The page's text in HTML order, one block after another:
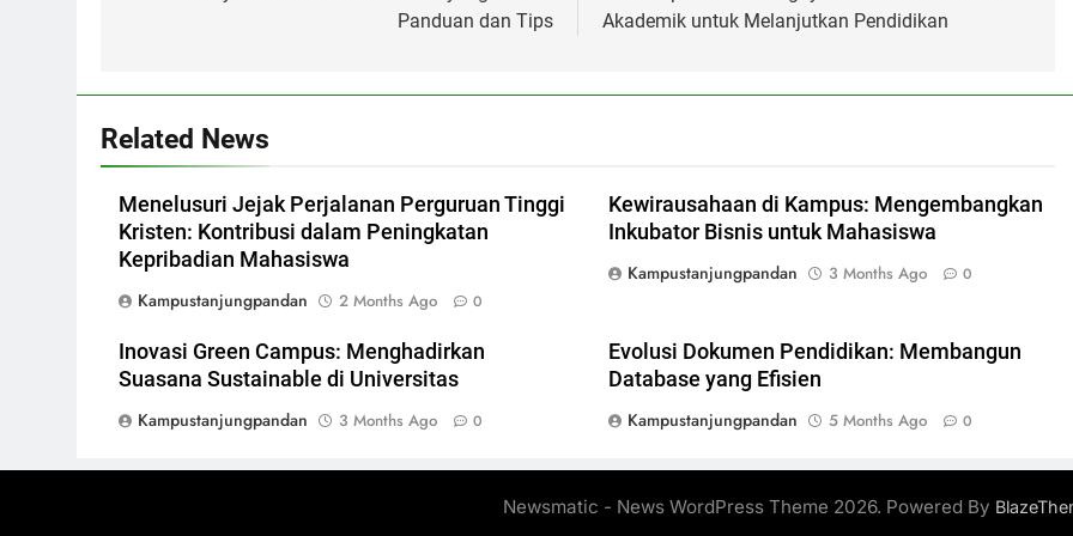
Panduan dan Tips
Akademik untuk Melanjutkan Pendidikan
Related News
Menelusuri Jejak Perjalanan Perguruan Tinggi
Kristen: Kontribusi dalam Peningkatan
Kepribadian Mahasiswa
Kampustanjungpandan
2 Months Ago 0
Kewirausahaan di Kampus: Mengembangkan
Inkubator Bisnis untuk Mahasiswa
Kampustanjungpandan
3 Months Ago 0
Inovasi Green Campus: Menghadirkan
Suasana Sustainable di Universitas
Kampustanjungpandan
3 Months Ago 0
Evolusi Dokumen Pendidikan: Membangun
Database yang Efisien
Kampustanjungpandan
5 Months Ago 0
Newsmatic - News WordPress Theme 2026. Powered By